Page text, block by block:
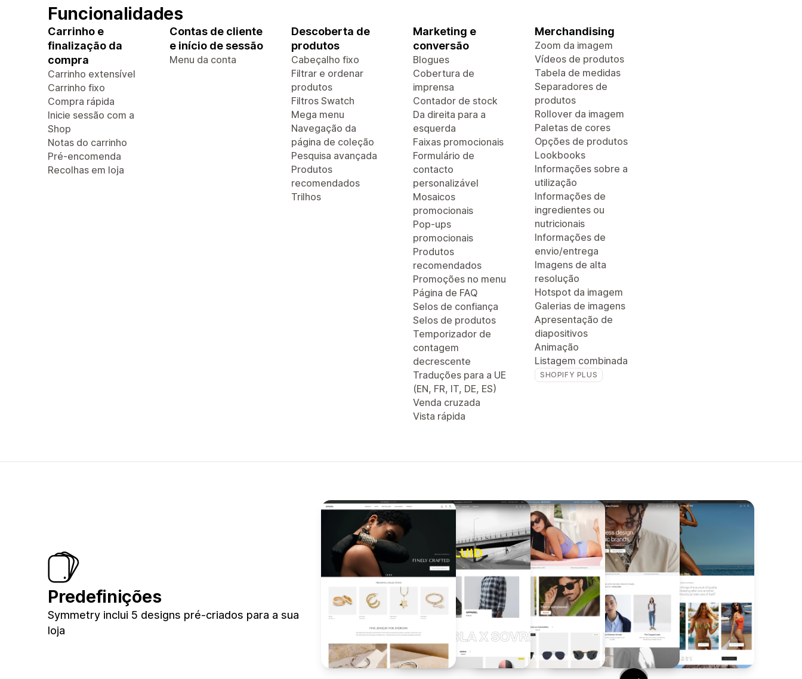
Funcionalidades
Carrinho e
finalização da
compra
Carrinho extensível
Carrinho fixo
Compra rápida
Inicie sessão com a
Shop
Notas do carrinho
Pré-encomenda
Recolhas em loja
Contas de cliente
e início de sessão
Menu da conta
Descoberta de
produtos
Cabeçalho fixo
Filtrar e ordenar
produtos
Filtros Swatch
Mega menu
Navegação da
página de coleção
Pesquisa avançada
Produtos
recomendados
Trilhos
Marketing e
conversão
Blogues
Cobertura de
imprensa
Contador de stock
Da direita para a
esquerda
Faixas promocionais
Formulário de
contacto
personalizável
Mosaicos
promocionais
Pop-ups
promocionais
Produtos
recomendados
Promoções no menu
Página de FAQ
Selos de confiança
Selos de produtos
Temporizador de
contagem
decrescente
Traduções para a UE
(EN, FR, IT, DE, ES)
Venda cruzada
Vista rápida
Merchandising
Zoom da imagem
Vídeos de produtos
Tabela de medidas
Separadores de
produtos
Rollover da imagem
Paletas de cores
Opções de produtos
Lookbooks
Informações sobre a
utilização
Informações de
ingredientes ou
nutricionais
Informações de
envio/entrega
Imagens de alta
resolução
Hotspot da imagem
Galerias de imagens
Apresentação de
diapositivos
Animação
Listagem combinada
SHOPIFY PLUS
Predefinições
Symmetry inclui 5 designs pré-criados para a sua
loja